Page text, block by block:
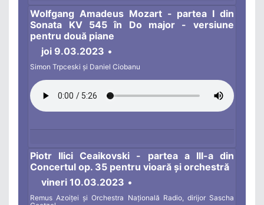
Wolfgang Amadeus Mozart - partea I din
Sonata KV 545 în Do major - versiune
pentru două piane
joi 9.03.2023 •
Simon Trpceski și Daniel Ciobanu
Piotr Ilici Ceaikovski - partea a III-a din
Concertul op. 35 pentru vioară și orchestră
vineri 10.03.2023 •
Remus Azoiței și Orchestra Națională Radio, dirijor Sascha